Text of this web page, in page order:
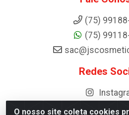
O nosso site coleta cookies
(75)
(75)
Redes